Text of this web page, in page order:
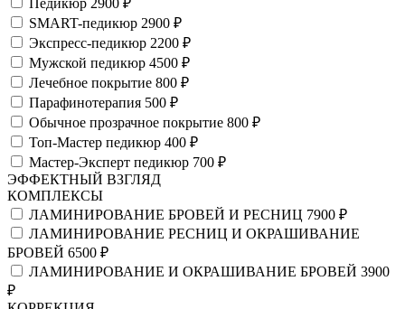
Педикюр 2900 ₽
SMART-педикюр 2900 ₽
Экспресс-педикюр 2200 ₽
Мужской педикюр 4500 ₽
Лечебное покрытие 800 ₽
Парафинотерапия 500 ₽
Обычное прозрачное покрытие 800 ₽
Топ-Мастер педикюр 400 ₽
Мастер-Эксперт педикюр 700 ₽
ЭФФЕКТНЫЙ ВЗГЛЯД
КОМПЛЕКСЫ
ЛАМИНИРОВАНИЕ БРОВЕЙ И РЕСНИЦ 7900 ₽
ЛАМИНИРОВАНИЕ РЕСНИЦ И ОКРАШИВАНИЕ
БРОВЕЙ 6500 ₽
ЛАМИНИРОВАНИЕ И ОКРАШИВАНИЕ БРОВЕЙ 3900
₽